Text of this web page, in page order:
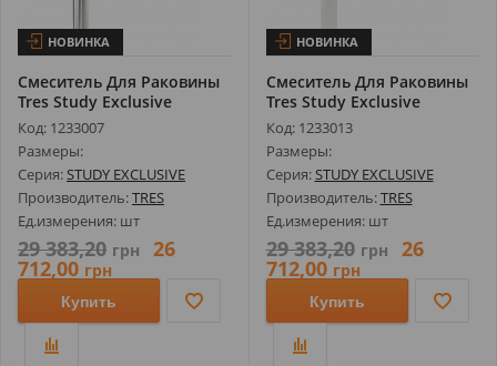
НОВИНКА
Смеситель Для Раковины
Tres Study Exclusive
26230801...
Код: 1233007
Размеры:
Серия:STUDY EXCLUSIVE
Производитель:TRES
Ед.измерения: шт
29 383,20 грн 26
712,00 грн
Купить
НОВИНКА
Смеситель Для Раковины
Tres Study Exclusive
26230801...
Код: 1233013
Размеры:
Серия:STUDY EXCLUSIVE
Производитель:TRES
Ед.измерения: шт
29 383,20 грн 26
712,00 грн
Купить